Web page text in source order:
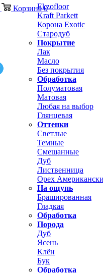
Ekzofloor
Kraft Parkett
Корона Exotic
Стародуб
Покрытие
Лак
Масло
Без покрытия
Обработка
Полуматовая
Матовая
Любая на выбор
Глянцевая
Оттенки
Светлые
Темные
Смешанные
Дуб
Лиственница
Орех
На ощупь
Брашированная
Гладкая
Обработка
Порода
Дуб
Ясень
Клён
Бук
Обработка
Корзина 0